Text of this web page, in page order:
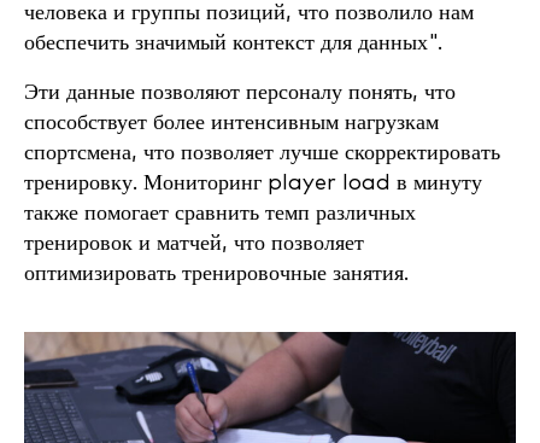
человека и группы позиций, что позволило нам
обеспечить значимый контекст для данных".
Эти данные позволяют персоналу понять, что
способствует более интенсивным нагрузкам
спортсмена, что позволяет лучше скорректировать
тренировку. Мониторинг player load в минуту
также помогает сравнить темп различных
тренировок и матчей, что позволяет
оптимизировать тренировочные занятия.